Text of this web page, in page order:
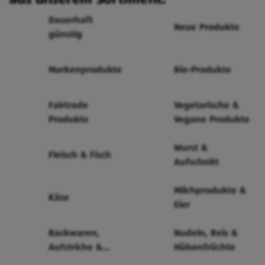
Dauerhaft
günstig
Neue Produkte
Markenprodukte Bio-Produkte
Fairtrade
Produkte
Vegetarische &
Vegane Produkte
Fleisch & Fisch
Wurst &
Aufschnitt
Käse
Milchprodukte &
Eier
Backwaren,
Aufstriche &
Nudeln, Reis &
Hülsenfrüchte